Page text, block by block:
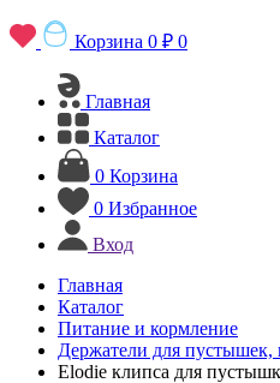
Корзина 0 ₽ 0
Главная
Каталог
0 Корзина
0 Избранное
Вход
Главная
Каталог
Питание и кормление
Держатели для пустышек,
Elodie клипса для